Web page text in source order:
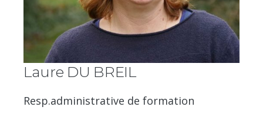
Laure DU BREIL
Resp.administrative de formation